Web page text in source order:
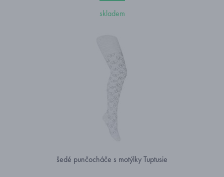
skladem
šedé punčocháče s motýlky Tuptusie